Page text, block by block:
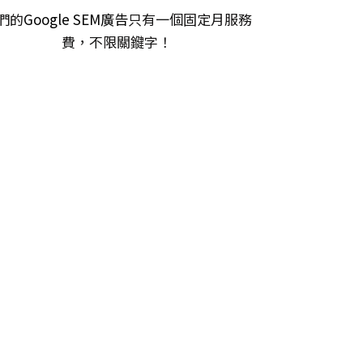
的Google SEM廣告只有一個固定月服務
費，不限關𨫡字！